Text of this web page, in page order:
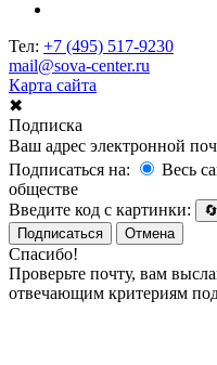
Тел: +7 (495) 517-9230
mail@sova-center.ru
Карта сайта
✖
Подписка
Ваш адрес электронной
Подписаться на:
Весь
обществе
Введите код с картинки:
🔄
Подписаться
Отмена
Спасибо!
Проверьте почту, вам
отвечающим критериям